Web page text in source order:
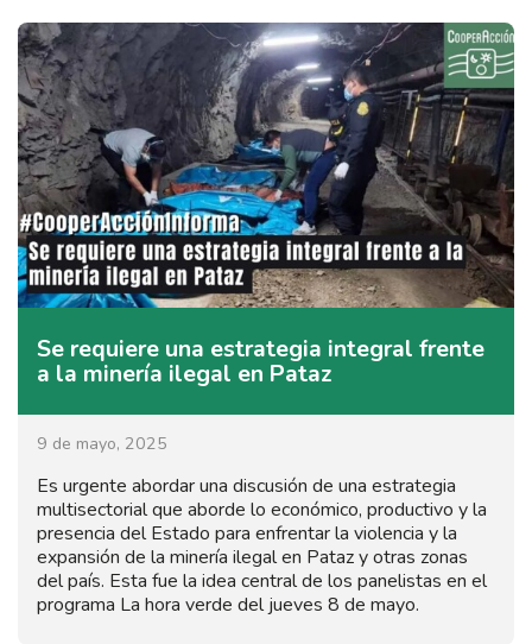
Se requiere una estrategia integral frente
a la minería ilegal en Pataz
9 de mayo, 2025
Es urgente abordar una discusión de una estrategia
multisectorial que aborde lo económico, productivo y la
presencia del Estado para enfrentar la violencia y la
expansión de la minería ilegal en Pataz y otras zonas
del país. Esta fue la idea central de los panelistas en el
programa La hora verde del jueves 8 de mayo.